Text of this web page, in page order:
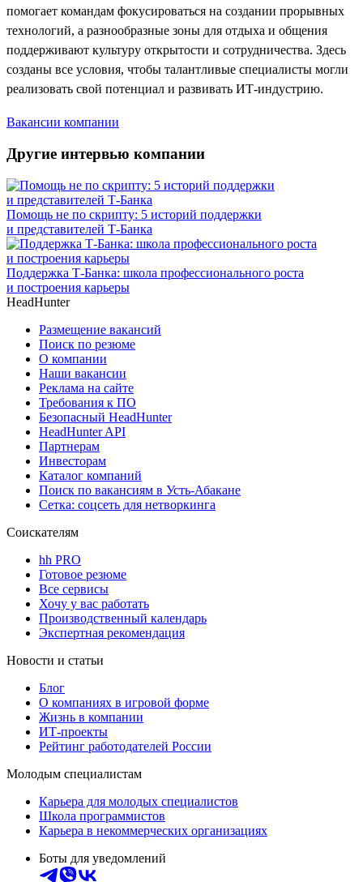
помогает командам фокусироваться на создании прорывных
технологий, а разнообразные зоны для отдыха и общения
поддерживают культуру открытости и сотрудничества. Здесь
созданы все условия, чтобы талантливые специалисты могли
реализовать свой потенциал и развивать ИТ-индустрию.
Вакансии компании
Другие интервью компании
Помощь не по скрипту: 5 историй поддержки
и представителей Т-Банка
Поддержка Т-Банка: школа профессионального роста
и построения карьеры
HeadHunter
Размещение вакансий
Поиск по резюме
О компании
Наши вакансии
Реклама на сайте
Требования к ПО
Безопасный HeadHunter
HeadHunter API
Партнерам
Инвесторам
Каталог компаний
Поиск по вакансиям в Усть-Абакане
Сетка: соцсеть для нетворкинга
Соискателям
hh PRO
Готовое резюме
Все сервисы
Хочу у вас работать
Производственный календарь
Экспертная рекомендация
Новости и статьи
Блог
О компаниях в игровой форме
Жизнь в компании
ИТ-проекты
Рейтинг работодателей России
Молодым специалистам
Карьера для молодых специалистов
Школа программистов
Карьера в некоммерческих организациях
Боты для уведомлений